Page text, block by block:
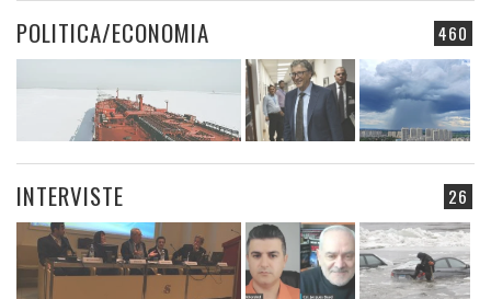
460
POLITICA/ECONOMIA
26
INTERVISTE